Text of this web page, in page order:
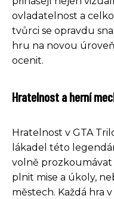
ovladatelnost a
tvůrci se opravdu
hru na novou
ocenit.
Hratelnost a herní
Hratelnost v GTA
lákadel této
volně prozkoumávat
plnit mise a úkoly,
městech. Každá hra